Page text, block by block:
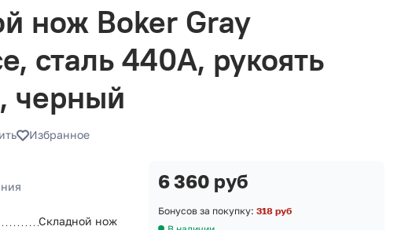
нож Boker Gray
сталь 440A, рукоять
черный
Избранное
Складной нож
6 360 руб
Бонусов за покупку: 318 руб